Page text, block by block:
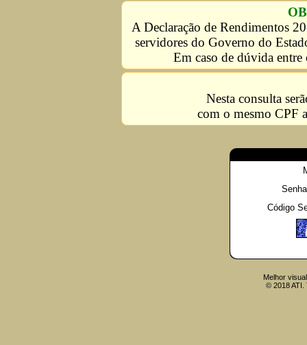
A Declaração de Rendimentos
servidores do Governo do
Em caso de dúvida entre
Nesta consulta
com o mesmo CPF
Código
Melhor
© 2018 ATI.